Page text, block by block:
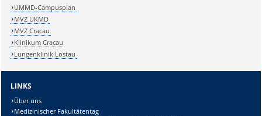
UMMD-Campusplan
MVZ UKMD
MVZ Cracau
Klinikum Cracau
Lungenklinik Lostau
LINKS
Über uns
Medizinischer Fakultätentag